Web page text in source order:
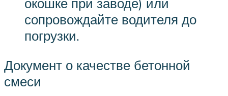
сопровождайте водителя до
погрузки.
Документ о качестве бетонной
смеси